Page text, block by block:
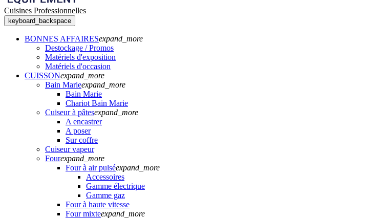
Cuisines Professionnelles
keyboard_backspace
BONNES AFFAIRESexpand_more
Destockage / Promos
Matériels d'exposition
Matériels d'occasion
CUISSONexpand_more
Bain Marieexpand_more
Bain Marie
Chariot Bain Marie
Cuiseur à pâtesexpand_more
A encastrer
A poser
Sur coffre
Cuiseur vapeur
Fourexpand_more
Four à air pulséexpand_more
Accessoires
Gamme électrique
Gamme gaz
Four à haute vitesse
Four mixteexpand_more